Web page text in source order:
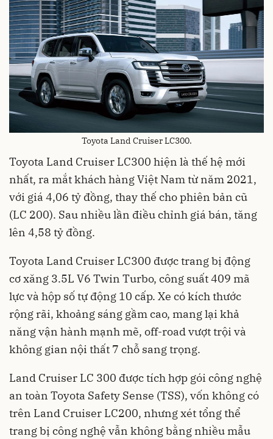
Toyota Land Cruiser LC300.
Toyota Land Cruiser LC300 hiện là thế hệ mới
nhất, ra mắt khách hàng Việt Nam từ năm 2021,
với giá 4,06 tỷ đồng, thay thế cho phiên bản cũ
(LC 200). Sau nhiều lần điều chỉnh giá bán, tăng
lên 4,58 tỷ đồng.
Toyota Land Cruiser LC300 được trang bị động
cơ xăng 3.5L V6 Twin Turbo, công suất 409 mã
lực và hộp số tự động 10 cấp. Xe có kích thước
rộng rãi, khoảng sáng gầm cao, mang lại khả
năng vận hành mạnh mẽ, off-road vượt trội và
không gian nội thất 7 chỗ sang trọng.
Land Cruiser LC 300 được tích hợp gói công nghệ
an toàn Toyota Safety Sense (TSS), vốn không có
trên Land Cruiser LC200, nhưng xét tổng thể
trang bị công nghệ vẫn không bằng nhiều mẫu